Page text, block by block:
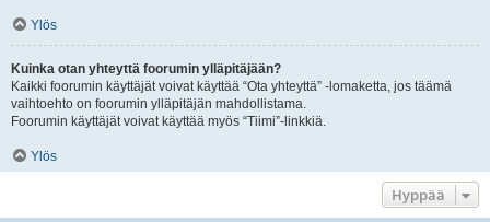
Ylös
Kuinka otan yhteyttä foorumin ylläpitäjään?
Kaikki foorumin käyttäjät voivat käyttää “Ota yhteyttä” -lomaketta, jos täämä
vaihtoehto on foorumin ylläpitäjän mahdollistama.
Foorumin käyttäjät voivat käyttää myös “Tiimi”-linkkiä.
Ylös
Hyppää